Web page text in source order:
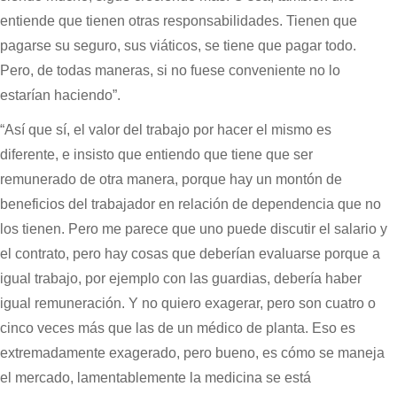
entiende que tienen otras responsabilidades. Tienen que
pagarse su seguro, sus viáticos, se tiene que pagar todo.
Pero, de todas maneras, si no fuese conveniente no lo
estarían haciendo”.
“Así que sí, el valor del trabajo por hacer el mismo es
diferente, e insisto que entiendo que tiene que ser
remunerado de otra manera, porque hay un montón de
beneficios del trabajador en relación de dependencia que no
los tienen. Pero me parece que uno puede discutir el salario y
el contrato, pero hay cosas que deberían evaluarse porque a
igual trabajo, por ejemplo con las guardias, debería haber
igual remuneración. Y no quiero exagerar, pero son cuatro o
cinco veces más que las de un médico de planta. Eso es
extremadamente exagerado, pero bueno, es cómo se maneja
el mercado, lamentablemente la medicina se está